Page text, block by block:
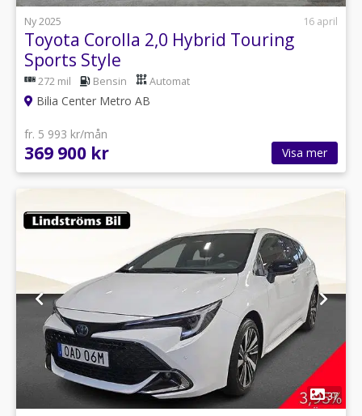
Ny 2025
16 april
Toyota Corolla 2,0 Hybrid Touring
Sports Style
272 mil Bensin Automat
Bilia Center Metro AB
fr. 5 993 kr/mån
369 900 kr Visa mer
1
37